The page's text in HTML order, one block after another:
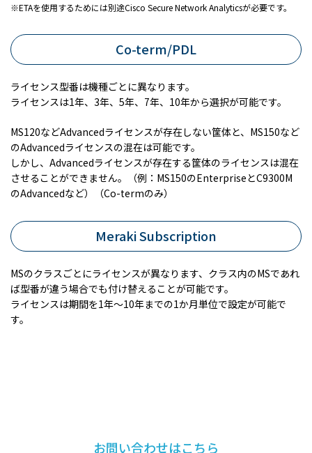
ETAを使用するためには別途Cisco Secure Network Analyticsが必要です。
Co-term/PDL
ライセンス型番は機種ごとに異なります。
ライセンスは1年、3年、5年、7年、10年から選択が可能です。
MS120などAdvancedライセンスが存在しない筐体と、MS150など
のAdvancedライセンスの混在は可能です。
しかし、Advancedライセンスが存在する筐体のライセンスは混在
させることができません。（例：MS150のEnterpriseとC9300M
のAdvancedなど）（Co-termのみ）
Meraki Subscription
MSのクラスごとにライセンスが異なります、クラス内のMSであれ
ば型番が違う場合でも付け替えることが可能です。
ライセンスは期間を1年～10年までの1か月単位で設定が可能で
す。
お問い合わせはこちら